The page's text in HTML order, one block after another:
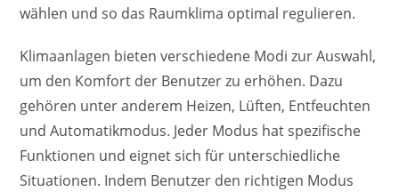
wählen und so das Raumklima optimal regulieren.
Klimaanlagen bieten verschiedene Modi zur Auswahl,
um den Komfort der Benutzer zu erhöhen. Dazu
gehören unter anderem Heizen, Lüften, Entfeuchten
und Automatikmodus. Jeder Modus hat spezifische
Funktionen und eignet sich für unterschiedliche
Situationen. Indem Benutzer den richtigen Modus